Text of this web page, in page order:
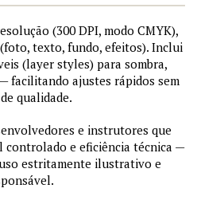
(300 DPI, modo CMYK),
texto, fundo, efeitos). Inclui
(layer styles) para sombra,
facilitando ajustes rápidos sem
qualidade.
e instrutores que
controlado e eficiência técnica —
estritamente ilustrativo e